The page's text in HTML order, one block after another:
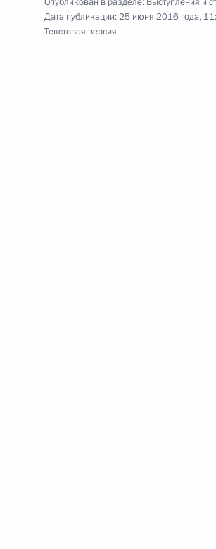
КНР Си Цзиньпином
Дата публикации:25 июня 2016 года,
Текстовая версия